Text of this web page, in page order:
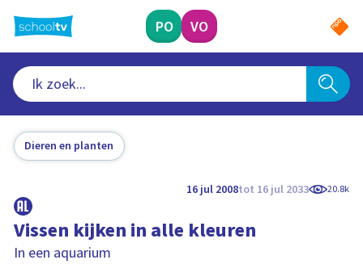
naar
hoofdinhoud
PO VO
Dieren en planten
16 jul 2008tot 16 jul 2033 20.8k
Vissen kijken in alle kleuren
In een aquarium